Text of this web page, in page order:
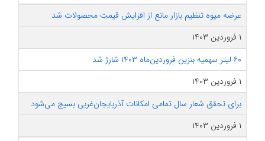
عرضه میوه تنظیم بازار مانع از افزایش قیمت محصولات شد
۱ فروردین ۱۴۰۳
۶۰ لیتر سهمیه بنزین فروردین‌ماه ۱۴۰۳ شارژ شد
۱ فروردین ۱۴۰۳
برای تحقق شعار سال تمامی امکانات آذربایجان‌غربی بسیج می‌شود
۱ فروردین ۱۴۰۳